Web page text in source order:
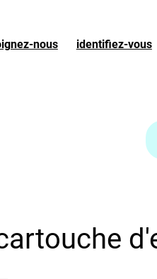
nousou identifiez-vous